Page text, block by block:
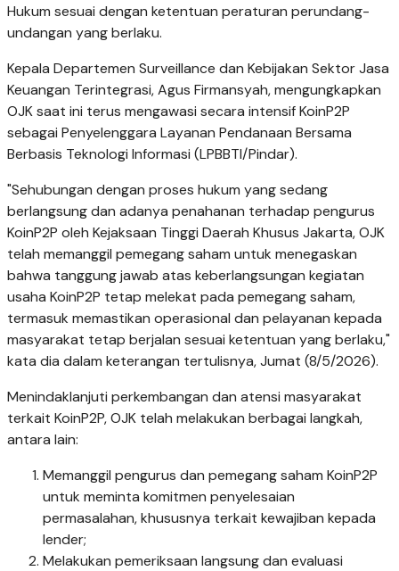
Hukum sesuai dengan ketentuan peraturan perundang-
undangan yang berlaku.
Kepala Departemen Surveillance dan Kebijakan Sektor Jasa
Keuangan Terintegrasi, Agus Firmansyah, mengungkapkan
OJK saat ini terus mengawasi secara intensif KoinP2P
sebagai Penyelenggara Layanan Pendanaan Bersama
Berbasis Teknologi Informasi (LPBBTI/Pindar).
"Sehubungan dengan proses hukum yang sedang
berlangsung dan adanya penahanan terhadap pengurus
KoinP2P oleh Kejaksaan Tinggi Daerah Khusus Jakarta, OJK
telah memanggil pemegang saham untuk menegaskan
bahwa tanggung jawab atas keberlangsungan kegiatan
usaha KoinP2P tetap melekat pada pemegang saham,
termasuk memastikan operasional dan pelayanan kepada
masyarakat tetap berjalan sesuai ketentuan yang berlaku,"
kata dia dalam keterangan tertulisnya, Jumat (8/5/2026).
Menindaklanjuti perkembangan dan atensi masyarakat
terkait KoinP2P, OJK telah melakukan berbagai langkah,
antara lain:
Memanggil pengurus dan pemegang saham KoinP2P
untuk meminta komitmen penyelesaian
permasalahan, khususnya terkait kewajiban kepada
lender;
Melakukan pemeriksaan langsung dan evaluasi